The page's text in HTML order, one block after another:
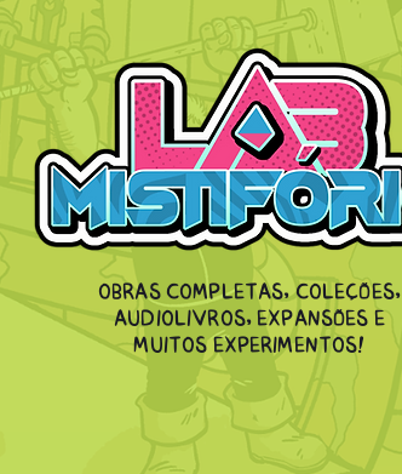
Obras completas, coleções,
audiolivros,expansões e
muitos experimentos!